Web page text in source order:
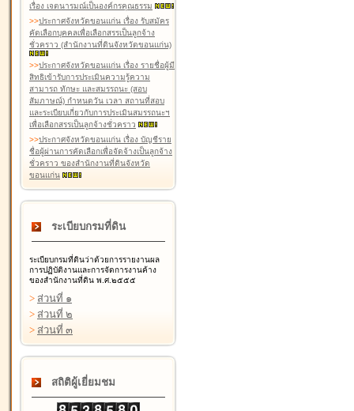
เรื่อง เจตนารมณ์เป็นองค์กรคุณธรรม
>>ประกาศจังหวัดขอนแก่น เรื่อง รับสมัคร
คัดเลือกบุคคลเพื่อเลือกสรรเป็นลูกจ้าง
ชั่วคราว (สำนักงานที่ดินจังหวัดขอนแก่น)
>>ประกาศจังหวัดขอนแก่น เรื่อง รายชื่อผู้มี
สิทธิเข้ารับการประเมินความรู้ความ
สามารถ ทักษะ และสมรรถนะ (สอบ
สัมภาษณ์) กำหนดวัน เวลา สถานที่สอบ
และระเบียบเกี่ยวกับการประเมินสมรรถนะฯ
เพื่อเลือกสรรเป็นลูกจ้างชั่วคราว
>>ประกาศจังหวัดขอนแก่น เรื่อง บัญชีราย
ชื่อผู้ผ่านการคัดเลือกเพื่อจัดจ้างเป็นลูกจ้าง
ชั่วคราว ของสำนักงานที่ดินจังหวัด
ขอนแก่น
ระเบียบกรมที่ดิน
ระเบียบกรมที่ดินว่าด้วยการรายงานผล
การปฏิบัติงานและการจัดการงานค้าง
ของสำนักงานที่ดิน พ.ศ.๒๕๕๕
> ส่วนที่ ๑
> ส่วนที่ ๒
> ส่วนที่ ๓
สถิติผู้เยี่ยมชม